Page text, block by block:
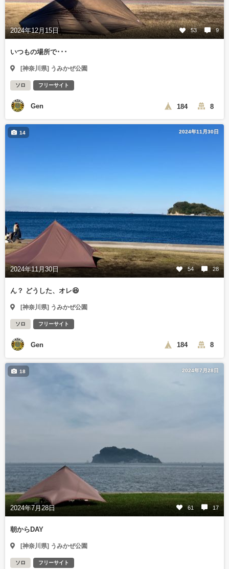
2024年12月15日 53 9
いつもの場所で･･･
[神奈川県] うみかぜ公園
ソロ フリーサイト
Gen 184 8
2024年11月30日
2024年11月30日 54 28
14
ん？ どうした、オレ😆
[神奈川県] うみかぜ公園
ソロ フリーサイト
Gen 184 8
2024年7月28日
2024年7月28日 61 17
18
朝からDAY
[神奈川県] うみかぜ公園
ソロ フリーサイト